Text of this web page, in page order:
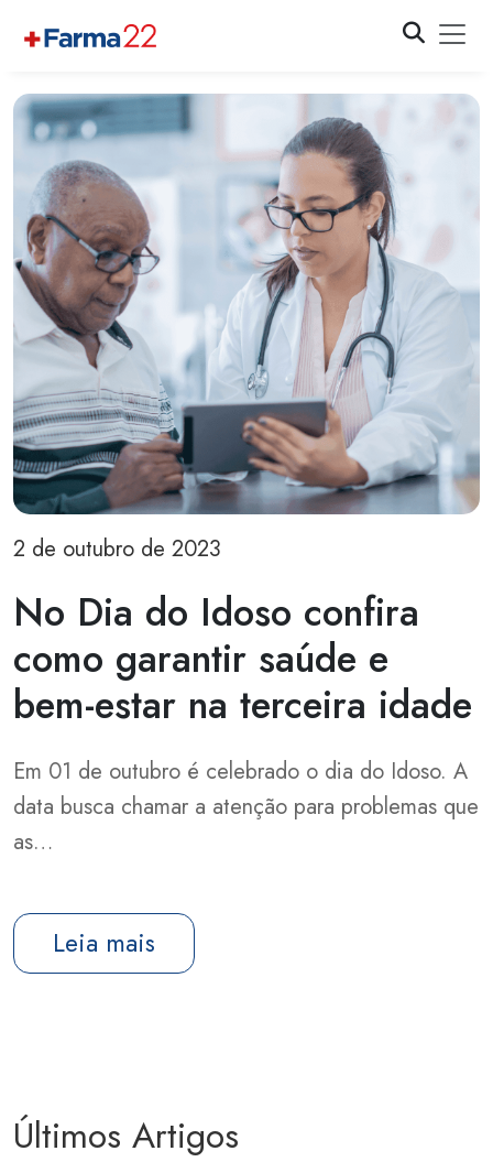
2 de outubro de 2023
No Dia do Idoso confira
como garantir saúde e
bem-estar na terceira idade
Em 01 de outubro é celebrado o dia do Idoso. A
data busca chamar a atenção para problemas que
as…
Leia mais
Últimos Artigos